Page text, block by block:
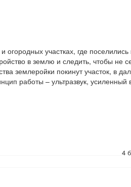
участках, где поселились
в землю и следить, чтобы не
землеройки покинут участок, в
работы – ультразвук, усиленный
4